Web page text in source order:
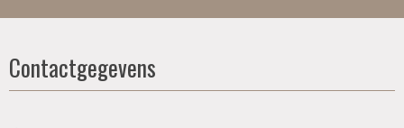
Contactgegevens